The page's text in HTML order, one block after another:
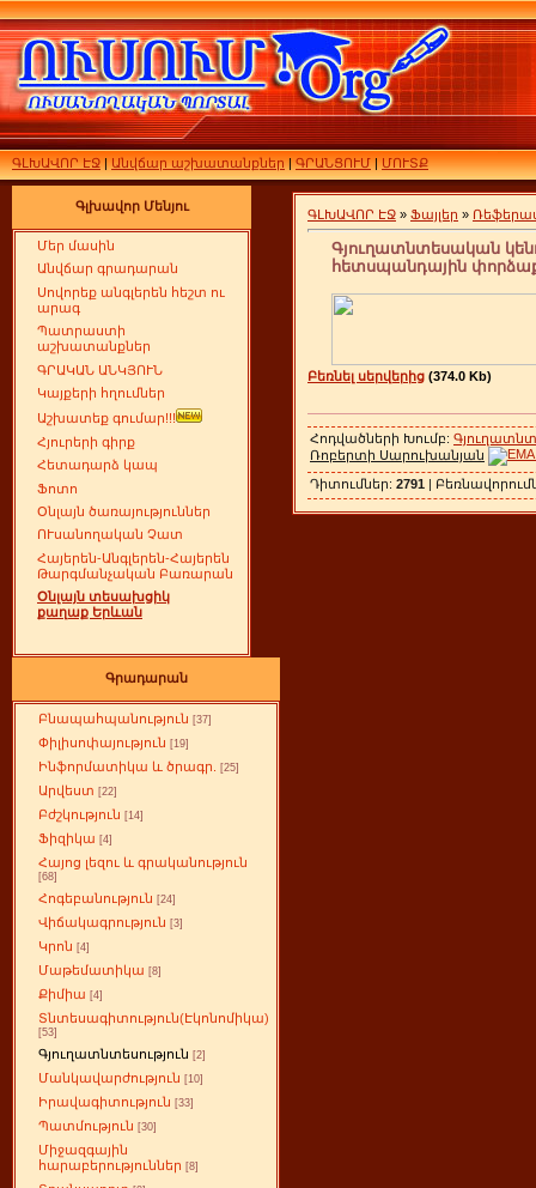
ԳԼԽԱՎՈՐ ԷՋ|Անվճար աշխատանքներ|ԳՐԱՆՑՈՒՄ|ՄՈՒՏՔ
Գլխավոր Մենյու
Մեր մասին
Անվճար գրադարան
Սովորեք անգլերեն հեշտ ու
արագ
Պատրաստի
աշխատանքներ
ԳՐԱԿԱՆ ԱՆԿՅՈՒՆ
Կայքերի հղումներ
Աշխատեք գումար!!!
Հյուրերի գիրք
Հետադարձ կապ
Ֆոտո
Օնլայն ծառայություններ
ՈՒսանողական Չատ
Հայերեն-Անգլերեն-Հայերեն
Թարգմանչական Բառարան
Օնլայն տեսախցիկ
քաղաք Երևան
Գրադարան
Բնապահպանություն [37]
Փիլիսոփայություն [19]
Ինֆորմատիկա և ծրագր. [25]
Արվեստ [22]
Բժշկություն [14]
Ֆիզիկա [4]
Հայոց լեզու և գրականություն
[68]
Հոգեբանություն [24]
Վիճակագրություն [3]
Կրոն [4]
Մաթեմատիկա [8]
Քիմիա [4]
Տնտեսագիտություն(Էկոնոմիկա)
[53]
Գյուղատնտեսություն [2]
Մանկավարժություն [10]
Իրավագիտություն [33]
Պատմություն [30]
Միջազգային
հարաբերություններ [8]
ԳԼԽԱՎՈՐ ԷՋ » Ֆայլեր »
Գյուղատնտեսական
հետսպանդային
Բեռնել սերվերից (374.0 Kb)
Հոդվածների Խումբ:
Ռոբերտի Սարուխանյան
Դիտումներ: 2791 |